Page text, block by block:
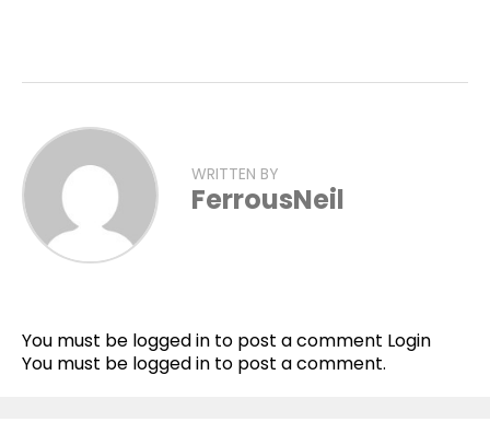
WRITTEN BY
FerrousNeil
You must be logged in to post a comment Login
You must be logged in to post a comment.
Pinterest